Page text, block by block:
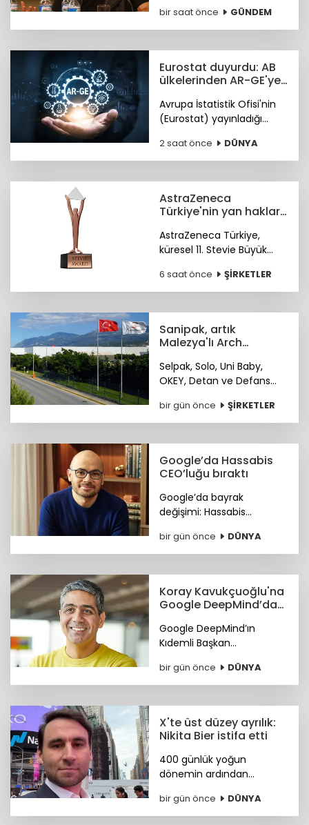
yönetimine kayyum
atanmasına ve tüm
durdurulmasına karar
verildi.
bir saat önce GÜNDEM
Eurostat duyurdu: AB
ülkelerinden AR-GE'ye
Avrupa İstatistik Ofisi'nin
(Eurostat) yayınladığı
çapında AR-GE'ye yönelik
toplam kamu bütçe
2 saat önce DÜNYA
AstraZeneca
Türkiye'nin yan haklar
uluslararası ödül
AstraZeneca Türkiye,
küresel 11. Stevie Büyük
Bronz Stevie Ödülü'nün
sahibi oldu. Ödüller 28
6 saat önce ŞİRKETLER
Sanipak, artık
Malezya'lı Arch
Selpak, Solo, Uni Baby,
OKEY, Detan ve Defans
bulunduran Sanipak
resmen Arch Peninsula
bir gün önce ŞİRKETLER
Google’da Hassabis
CEO’luğu bıraktı
Google’da bayrak
değişimi: Hassabis
bir gün önce DÜNYA
Koray Kavukçuoğlu'na
Google DeepMind’da
Google DeepMind’ın
Kıdemli Başkan
bilim insanı Koray
Kavukçuoğlu getirildi.
bir gün önce DÜNYA
X'te üst düzey ayrılık:
Nikita Bier istifa etti
400 günlük yoğun
dönemin ardından
şirkette danışman olarak
kalacak. Yerine tasarım ve
bir gün önce DÜNYA